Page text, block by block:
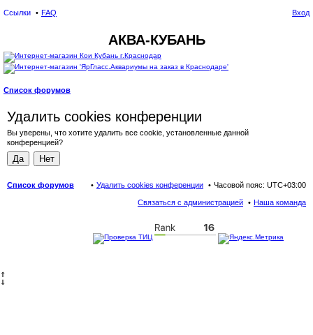
Ссылки FAQ Вход
АКВА-КУБАНЬ
Список форумов
Удалить cookies конференции
Вы уверены, что хотите удалить все cookie, установленные данной
конференцией?
Список форумов Часовой пояс: UTC+03:00
Удалить cookies конференции
Наша команда
Связаться с администрацией
⇑
⇓